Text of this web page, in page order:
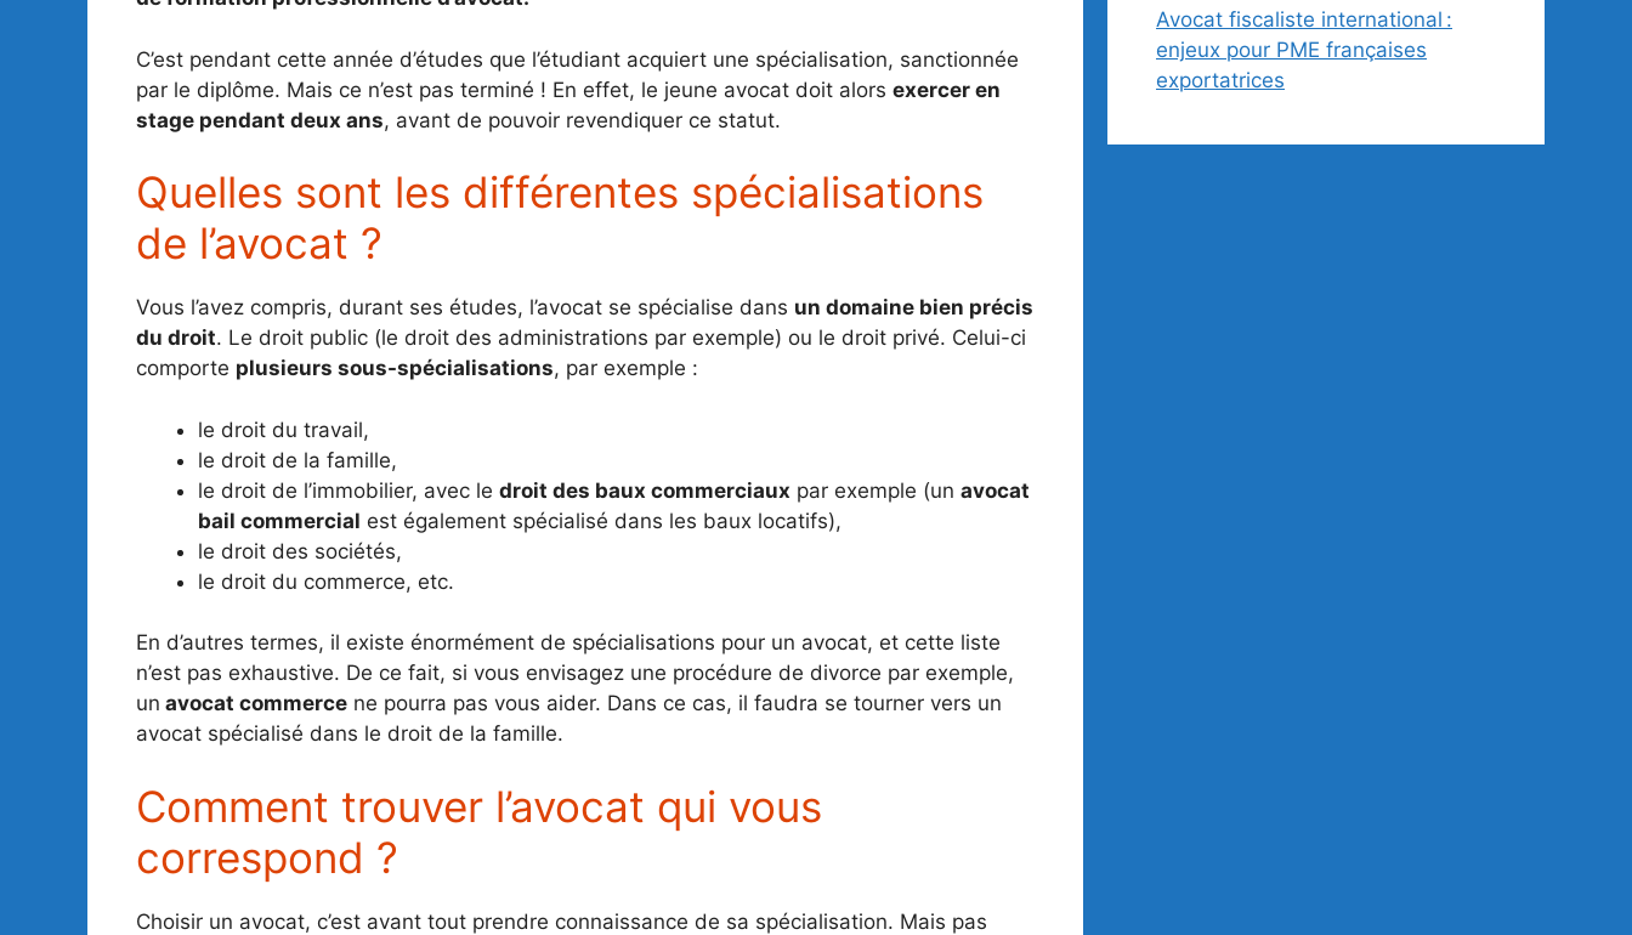
C’est pendant cette année d’études que l’étudiant acquiert une spécialisation, sanctionnée
par le diplôme. Mais ce n’est pas terminé ! En effet, le jeune avocat doit alors exercer en
stage pendant deux ans, avant de pouvoir revendiquer ce statut.
Quelles sont les différentes spécialisations
de l’avocat ?
Vous l’avez compris, durant ses études, l’avocat se spécialise dans un domaine bien précis
du droit. Le droit public (le droit des administrations par exemple) ou le droit privé. Celui-ci
comporte plusieurs sous-spécialisations, par exemple :
le droit du travail,
le droit de la famille,
le droit de l’immobilier, avec le droit des baux commerciaux par exemple (un avocat
bail commercial est également spécialisé dans les baux locatifs),
le droit des sociétés,
le droit du commerce, etc.
En d’autres termes, il existe énormément de spécialisations pour un avocat, et cette liste
n’est pas exhaustive. De ce fait, si vous envisagez une procédure de divorce par exemple,
un avocat commerce ne pourra pas vous aider. Dans ce cas, il faudra se tourner vers un
avocat spécialisé dans le droit de la famille.
Comment trouver l’avocat qui vous
correspond ?
Choisir un avocat, c’est avant tout prendre connaissance de sa spécialisation. Mais pas
Avocat fiscaliste international :
enjeux pour PME françaises
exportatrices